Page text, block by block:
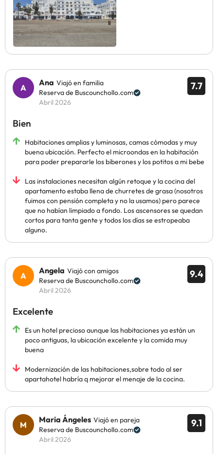
7.7
Ana Viajó en familia
Reserva de Buscounchollo.com
Abril 2026
Bien
Habitaciones amplias y luminosas, camas cómodas y muy
buena ubicación. Perfecto el microondas en la habitación
para poder prepararle los biberones y los potitos a mi bebe
Las instalaciones necesitan algún retoque y la cocina del
apartamento estaba llena de churretes de grasa (nosotros
fuimos con pensión completa y no la usamos) pero parece
que no habían limpiado a fondo. Los ascensores se quedan
cortos para tanta gente y todos los días se estropeaba
alguno.
9.4
Angela Viajó con amigos
Reserva de Buscounchollo.com
Abril 2026
Excelente
Es un hotel precioso aunque las habitaciones ya están un
poco antiguas, la ubicación excelente y la comida muy
buena
Modernización de las habitaciones,sobre todo al ser
apartahotel habría q mejorar el menaje de la cocina.
9.1
Maria Ángeles Viajó en pareja
Reserva de Buscounchollo.com
Abril 2026